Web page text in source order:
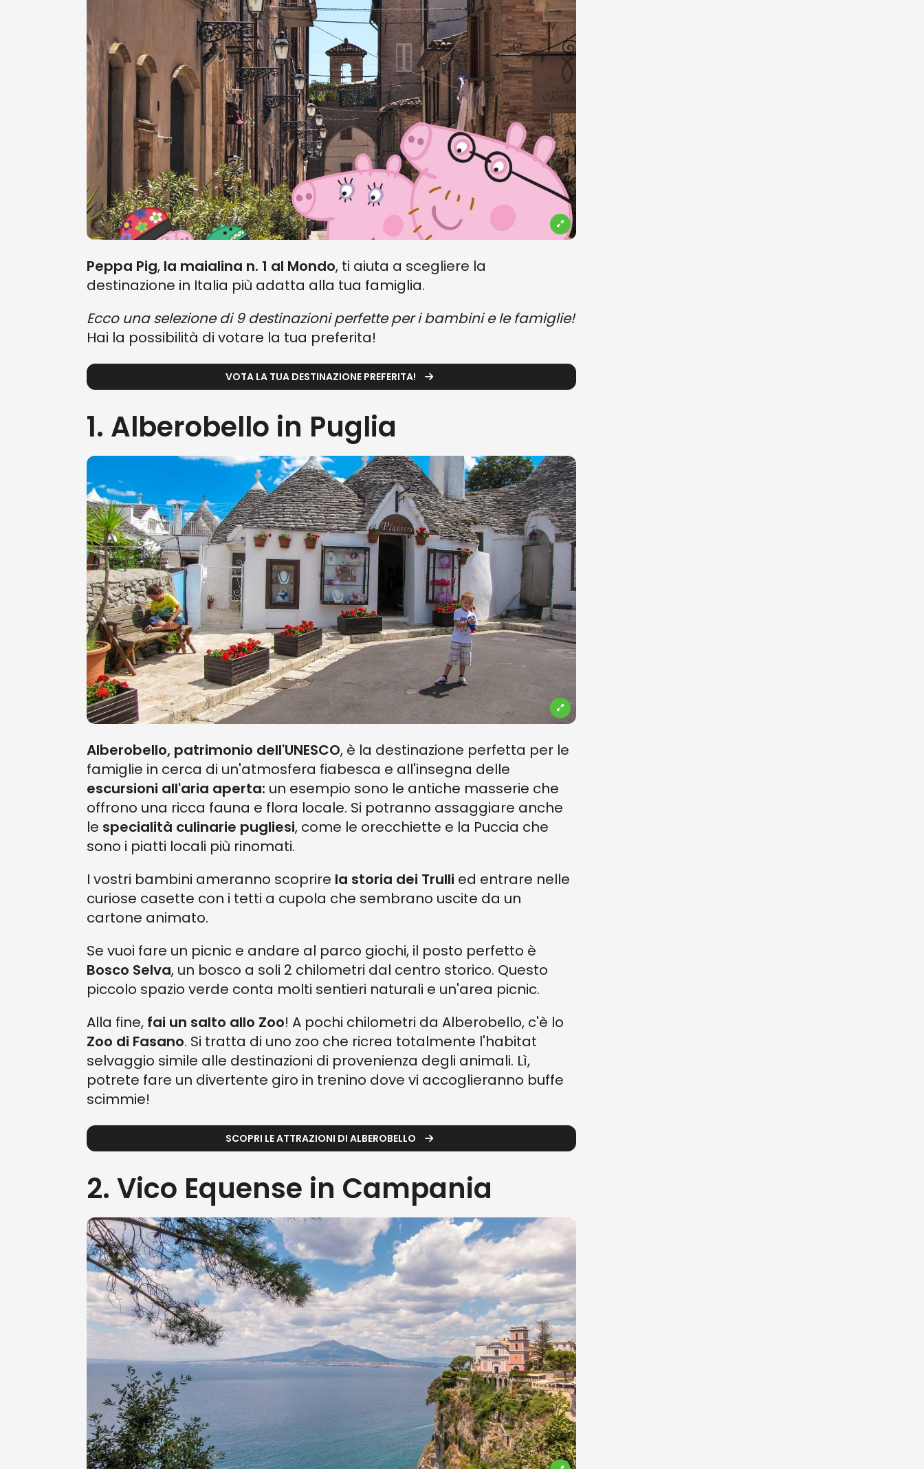
Peppa Pig, la maialina n. 1 al Mondo, ti aiuta a scegliere la
destinazione in Italia più adatta alla tua famiglia.
Ecco una selezione di 9 destinazioni perfette per i bambini e le famiglie!
Hai la possibilità di votare la tua preferita!
VOTA LA TUA DESTINAZIONE PREFERITA!
1. Alberobello in Puglia
Alberobello, patrimonio dell'UNESCO, è la destinazione perfetta per le
famiglie in cerca di un'atmosfera fiabesca e all'insegna delle
escursioni all'aria aperta: un esempio sono le antiche masserie che
offrono una ricca fauna e flora locale. Si potranno assaggiare anche
le specialità culinarie pugliesi, come le orecchiette e la Puccia che
sono i piatti locali più rinomati.
I vostri bambini ameranno scoprire la storia dei Trulli ed entrare nelle
curiose casette con i tetti a cupola che sembrano uscite da un
cartone animato.
Se vuoi fare un picnic e andare al parco giochi, il posto perfetto è
Bosco Selva, un bosco a soli 2 chilometri dal centro storico. Questo
piccolo spazio verde conta molti sentieri naturali e un'area picnic.
Alla fine, fai un salto allo Zoo! A pochi chilometri da Alberobello, c'è lo
Zoo di Fasano. Si tratta di uno zoo che ricrea totalmente l'habitat
selvaggio simile alle destinazioni di provenienza degli animali. Lì,
potrete fare un divertente giro in trenino dove vi accoglieranno buffe
scimmie!
SCOPRI LE ATTRAZIONI DI ALBEROBELLO
2. Vico Equense in Campania